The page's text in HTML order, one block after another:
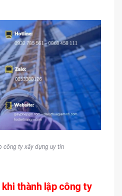
công ty xây dựng uy tín
thành lập công ty